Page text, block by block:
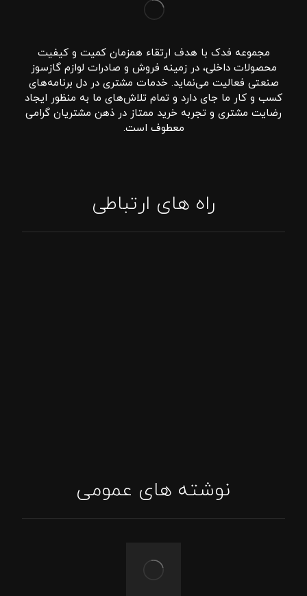
مجموعه فدک با هدف ارتقاء همزمان کمیت و کیفیت
محصولات داخلی، در زمینه فروش و صادرات لوازم گازسوز
صنعتی فعالیت می‌نماید. خدمات مشتری در دل برنامه‌های
کسب و کار ما جای دارد و تمام تلاش‌های ما به منظور ایجاد
رضایت مشتری و تجربه خرید ممتاز در ذهن مشتریان گرامی
معطوف است.
راه های ارتباطی
نوشته های عمومی